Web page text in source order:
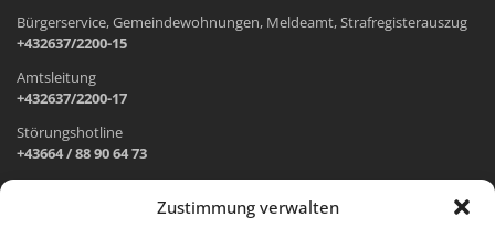
Zustimmung verwalten
Bürgerservice, Gemeindewohnungen, Meldeamt, Strafregisterauszug
+432637/2200-15
Amtsleitung
+432637/2200-17
Störungshotline
+43664 / 88 90 64 73